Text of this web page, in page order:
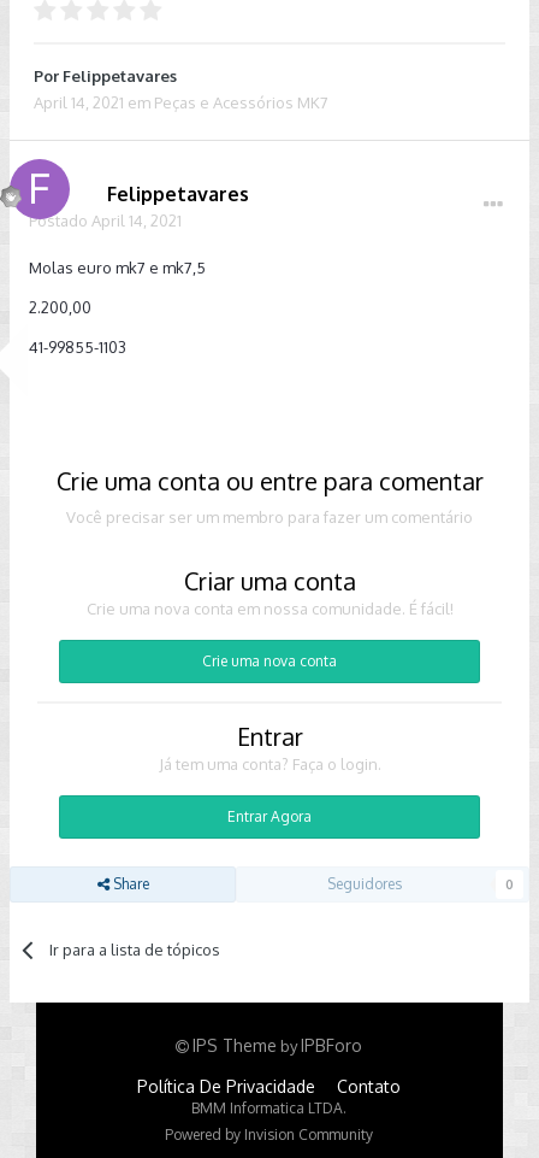
Por Felippetavares
April 14, 2021 em Peças e Acessórios MK7
Felippetavares
Postado April 14, 2021
Molas euro mk7 e mk7,5
2.200,00
41-99855-1103
Crie uma conta ou entre para comentar
Você precisar ser um membro para fazer um comentário
Criar uma conta
Crie uma nova conta em nossa comunidade. É fácil!
Crie uma nova conta
Entrar
Já tem uma conta? Faça o login.
Entrar Agora
Share Seguidores 0
Ir para a lista de tópicos
IPS Theme byIPBForo
Política De Privacidade Contato
BMM Informatica LTDA.
Powered by Invision Community